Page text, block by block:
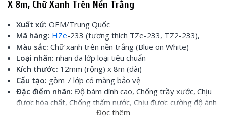
X 8m, Chữ Xanh Trên Nền Trắng
Xuất xứ: OEM/Trung Quốc
Mã hàng: HZe-233 (tương thích TZe-233, TZ2-233),
Màu sắc: Chữ xanh trên nền trắng (Blue on White)
Loại nhãn: nhãn đa lớp loại tiêu chuẩn
Kích thước: 12mm (rộng) x 8m (dài)
Cấu tạo: gồm 7 lớp có màng bảo vệ
Đặc điểm nhãn: Độ bám dính cao, Chống trầy xước, Chịu
được hóa chất, Chống thấm nước, Chịu được cường độ ánh
sáng cao, Chịu được nhiệt độ
Đọc thêm